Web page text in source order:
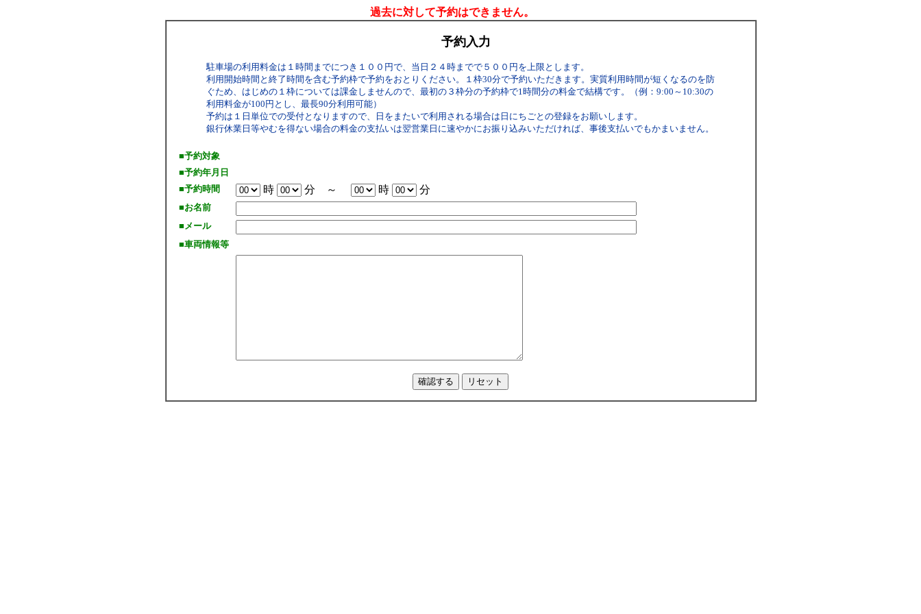
過去に対して予約はできません。
予約入力
駐車場の利用料金は１時間までにつき１００円で、当日２４時までで５００円を上限とします。
利用開始時間と終了時間を含む予約枠で予約をおとりください。１枠30分で予約いただきます。実質利用時間が短くなるのを防
ぐため、はじめの１枠については課金しませんので、最初の３枠分の予約枠で1時間分の料金で結構です。（例：9:00～10:30の
利用料金が100円とし、最長90分利用可能）
予約は１日単位での受付となりますので、日をまたいで利用される場合は日にちごとの登録をお願いします。
銀行休業日等やむを得ない場合の料金の支払いは翌営業日に速やかにお振り込みいただければ、事後支払いでもかまいません。
■予約対象
■予約年月日
■予約時間
時 分 ～ 時 分
■お名前
■メール
■車両情報等